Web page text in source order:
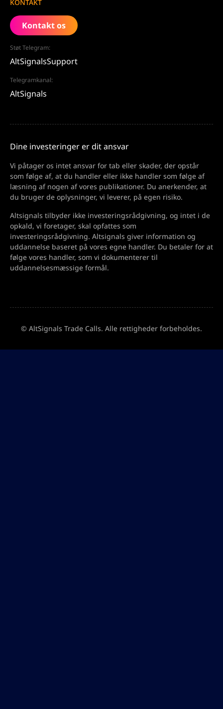
KONTAKT
Kontakt os
Støt Telegram:
AltSignalsSupport
Telegramkanal:
AltSignals
Dine investeringer er dit ansvar
Vi påtager os intet ansvar for tab eller skader, der opstår
som følge af, at du handler eller ikke handler som følge af
læsning af nogen af vores publikationer. Du anerkender, at
du bruger de oplysninger, vi leverer, på egen risiko.
Altsignals tilbyder ikke investeringsrådgivning, og intet i de
opkald, vi foretager, skal opfattes som
investeringsrådgivning. Altsignals giver information og
uddannelse baseret på vores egne handler. Du betaler for at
følge vores handler, som vi dokumenterer til
uddannelsesmæssige formål.
© AltSignals Trade Calls. Alle rettigheder forbeholdes.